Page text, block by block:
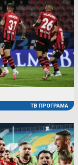
ТВ ПРОГРАМА